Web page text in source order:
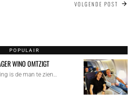
VOLGENDE POST
POPULAIR
WINO OMTZIGT
is de man te zien…